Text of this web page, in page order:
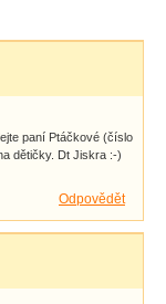
paní Ptáčkové (číslo
dětičky. Dt Jiskra :-)
Odpovědět